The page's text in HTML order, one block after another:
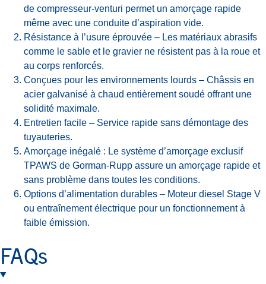
de compresseur-venturi permet un amorçage rapide
même avec une conduite d’aspiration vide.
Résistance à l’usure éprouvée – Les matériaux abrasifs
comme le sable et le gravier ne résistent pas à la roue et
au corps renforcés.
Conçues pour les environnements lourds – Châssis en
acier galvanisé à chaud entièrement soudé offrant une
solidité maximale.
Entretien facile – Service rapide sans démontage des
tuyauteries.
Amorçage inégalé : Le système d’amorçage exclusif
TPAWS de Gorman-Rupp assure un amorçage rapide et
sans problème dans toutes les conditions.
Options d’alimentation durables – Moteur diesel Stage V
ou entraînement électrique pour un fonctionnement à
faible émission.
FAQs